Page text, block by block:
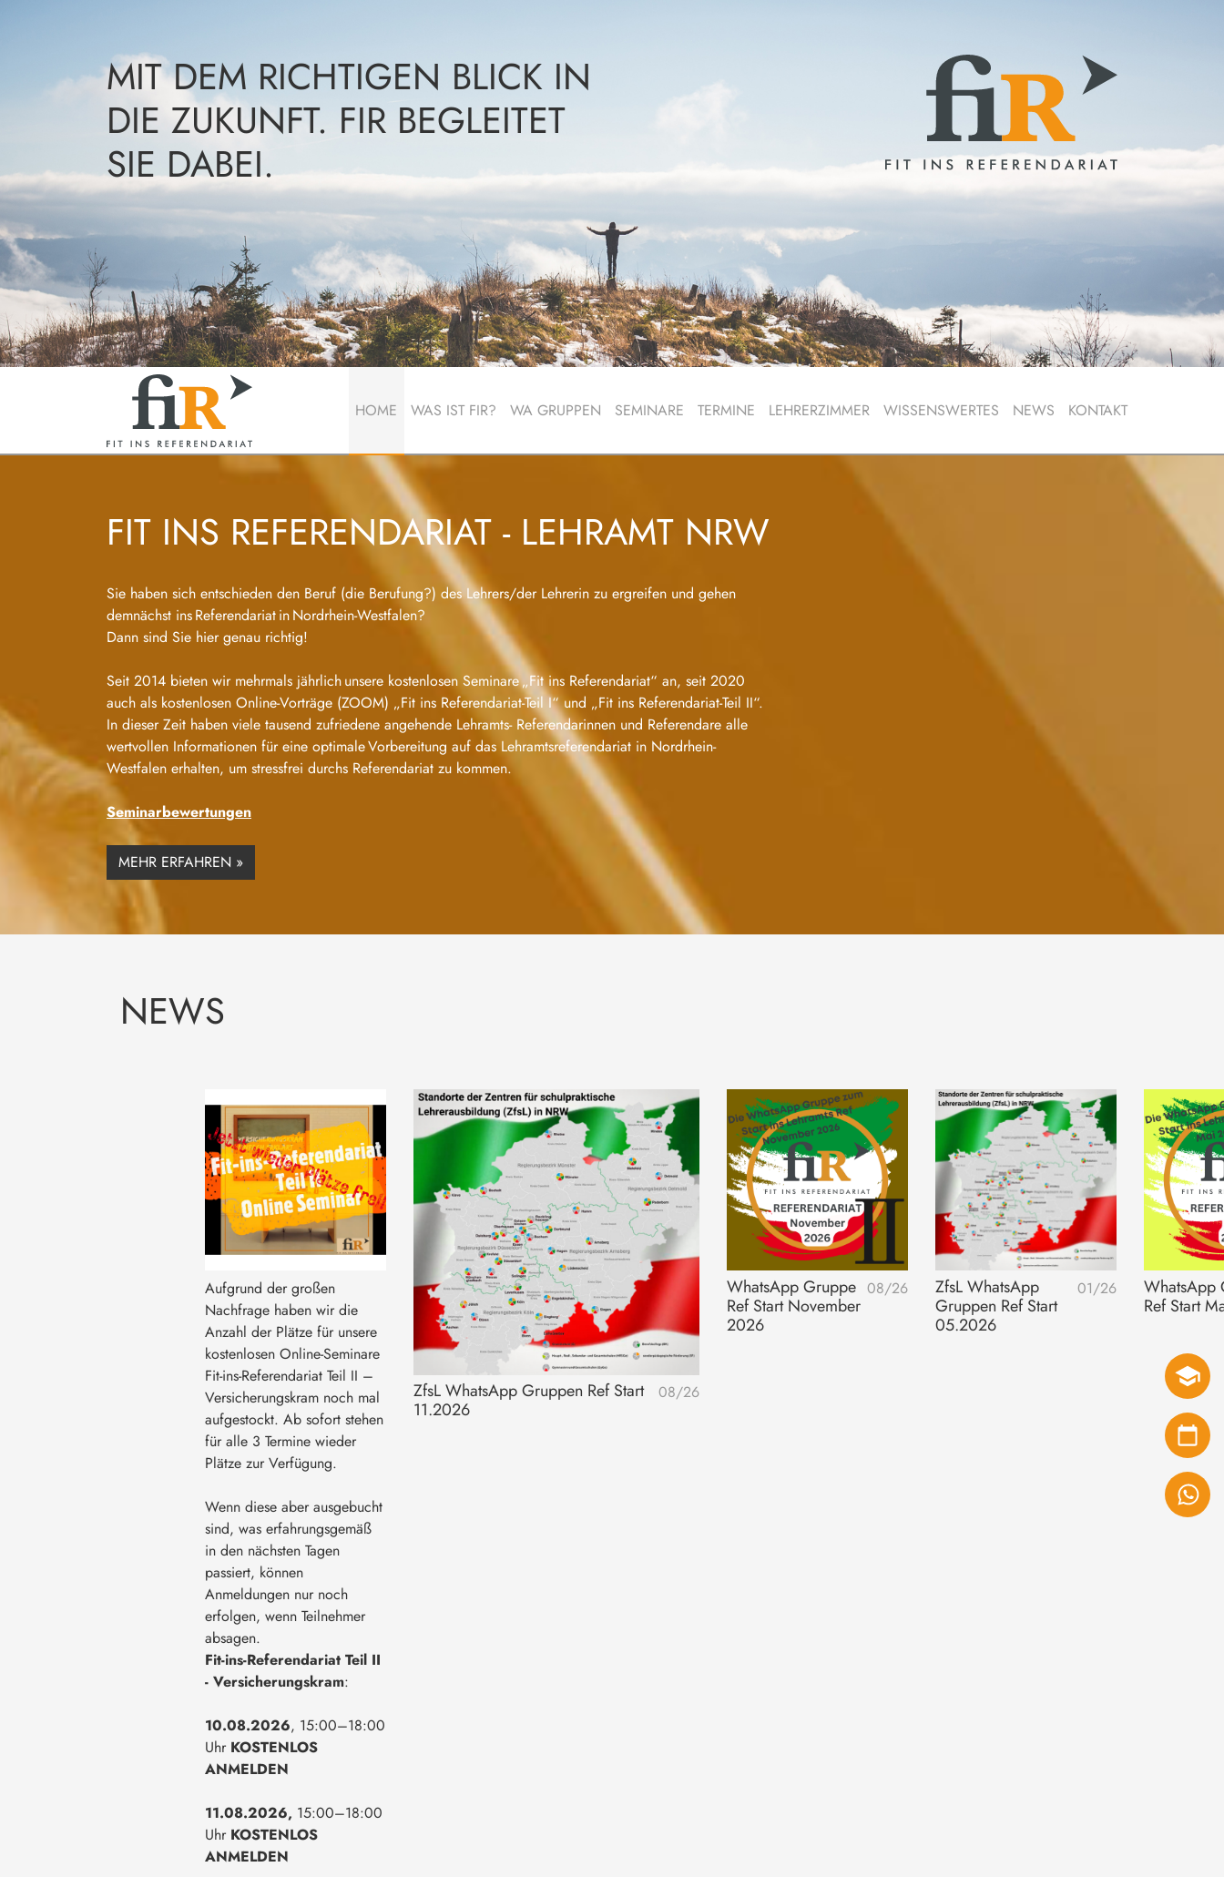
MIT DEM RICHTIGEN BLICK IN
DIE ZUKUNFT. FIR BEGLEITET
SIE DABEI.
HOME WAS IST FIR? WA GRUPPEN SEMINARE TERMINE LEHRERZIMMER
REGISTRIERUNG LEHRERZIMMER
WISSENSWERTES NEWS KONTAKT
FIT INS REFERENDARIAT - LEHRAMT NRW
Sie haben sich entschieden den Beruf (die Berufung?) des Lehrers/der Lehrerin zu ergreifen und gehen
demnächst ins Referendariat in Nordrhein-Westfalen?
Dann sind Sie hier genau richtig!
Seit 2014 bieten wir mehrmals jährlich unsere kostenlosen Seminare „Fit ins Referendariat“ an, seit 2020
auch als kostenlosen Online-Vorträge (ZOOM) „Fit ins Referendariat-Teil I“ und „Fit ins Referendariat-Teil II“.
In dieser Zeit haben viele tausend zufriedene angehende Lehramts- Referendarinnen und Referendare alle
wertvollen Informationen für eine optimale Vorbereitung auf das Lehramtsreferendariat in Nordrhein-
Westfalen erhalten, um stressfrei durchs Referendariat zu kommen.
Seminarbewertungen
MEHR ERFAHREN »
NEWS
Aufgrund der großen
Nachfrage haben wir die
Anzahl der Plätze für unsere
kostenlosen Online-Seminare
Fit-ins-Referendariat Teil II –
Versicherungskram noch mal
aufgestockt. Ab sofort stehen
für alle 3 Termine wieder
Plätze zur Verfügung.
Wenn diese aber ausgebucht
sind, was erfahrungsgemäß
in den nächsten Tagen
passiert, können
Anmeldungen nur noch
erfolgen, wenn Teilnehmer
absagen.
Fit-ins-Referendariat Teil II
- Versicherungskram:
10.08.2026, 15:00–18:00
Uhr KOSTENLOS
ANMELDEN
11.08.2026, 15:00–18:00
Uhr KOSTENLOS
ANMELDEN
ZfsL WhatsApp Gruppen Ref Start
11.2026
08/26
WhatsApp Gruppe
Ref Start November
2026
08/26
ZfsL WhatsApp
Gruppen Ref Start
05.2026
01/26
WhatsApp
Ref Start
SEMINARE
TERMINE
TEILEN